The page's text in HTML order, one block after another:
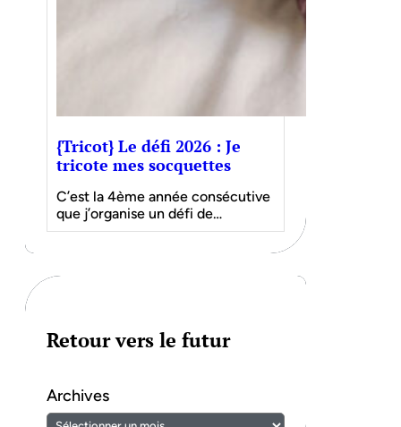
{Tricot} Le défi 2026 : Je
tricote mes socquettes
C’est la 4ème année consécutive
que j’organise un défi de…
Retour vers le futur
Archives